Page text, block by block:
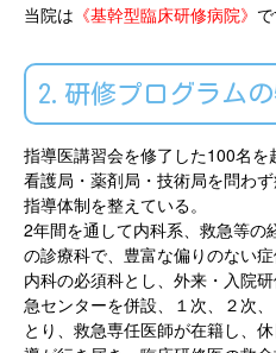
当院は 《基幹型臨床研修病院》 で
2.研修プログラム
指導医講習会を修了した100名を
看護局・薬剤局・技術局を問わ
指導体制を整えている。
2年間を通して内科系、救急等の
の診療科で、豊富な偏りのない
内科の必須科とし、外来・入院
急センターを併設、１次、２次
とり、救急専任医師が在籍し、